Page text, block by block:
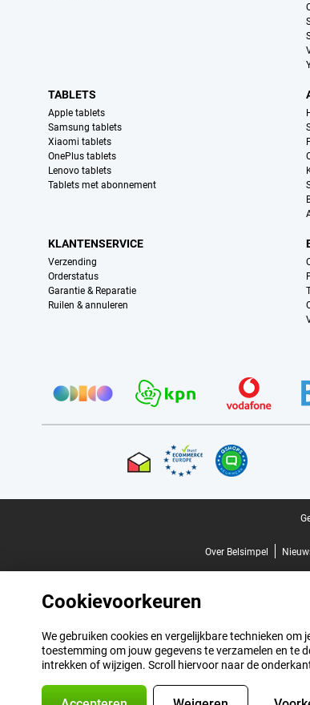
TABLETS
Apple tablets
Samsung tablets
Xiaomi tablets
OnePlus tablets
Lenovo tablets
Tablets met abonnement
KLANTENSERVICE
Verzending
Orderstatus
Garantie & Reparatie
Ruilen & annuleren
Over Belsimpel
Cookievoorkeuren
We gebruiken cookies en vergelijkbare technieken om
toestemming om jouw gegevens te verzamelen en te
intrekken of wijzigen. Scroll hiervoor naar de